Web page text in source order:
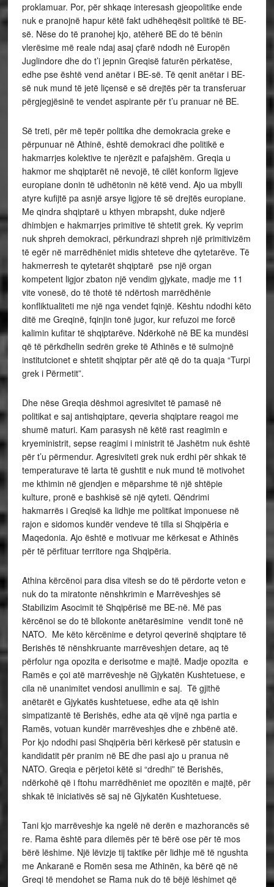
proklamuar. Por, për shkaqe interesash gjeopolitike ende
nuk e pranojnë hapur këtë fakt udhëheqësit politikë të BE-
së. Nëse do të pranohej kjo, atëherë BE do të bënin
vlerësime më reale ndaj asaj çfarë ndodh në Europën
Juglindore dhe do t’i jepnin Greqisë faturën përkatëse,
edhe pse është vend anëtar i BE-së. Të qenit anëtar i BE-
së nuk mund të jetë liçensë e së drejtës për ta transferuar
përgjegjësinë te vendet aspirante për t’u pranuar në BE.
Së treti, për më tepër politika dhe demokracia greke e
përpunuar në Athinë, është demokraci dhe politikë e
hakmarrjes kolektive te njerëzit e pafajshëm. Greqia u
hakmor me shqiptarët në nevojë, të cilët konform ligjeve
europiane donin të udhëtonin në këtë vend. Ajo ua mbylli
atyre kufijtë pa asnjë arsye ligjore të së drejtës europiane.
Me qindra shqiptarë u kthyen mbrapsht, duke ndjerë
dhimbjen e hakmarrjes primitive të shtetit grek. Ky veprim
nuk shpreh demokraci, përkundrazi shpreh një primitivizëm
të egër në marrëdhëniet midis shteteve dhe qytetarëve. Të
hakmerresh te qytetarët shqiptarë pse një organ
kompetent ligjor zbaton një vendim gjykate, madje me 11
vite vonesë, do të thotë të ndërtosh marrëdhënie
konfliktualiteti me një nga vendet fqinjë. Kështu ndodhi këto
ditë me Greqinë, fqinjin tonë jugor, kur refuzoi me forcë
kalimin kufitar të shqiptarëve. Ndërkohë në BE ka mundësi
që të përkdhelin sedrën greke të Athinës e të sulmojnë
institutcionet e shtetit shqiptar për atë që do ta quaja “Turpi
grek i Përmetit”.
Dhe nëse Greqia dëshmoi agresivitet të pamasë në
politikat e saj antishqiptare, qeveria shqiptare reagoi me
shumë maturi. Kam parasysh në këtë rast reagimin e
kryeministrit, sepse reagimi i ministrit të Jashëtm nuk është
për t’u përmendur. Agresiviteti grek nuk erdhi për shkak të
temperaturave të larta të gushtit e nuk mund të motivohet
me kthimin në gjendjen e mëparshme të një shtëpie
kulture, pronë e bashkisë së një qyteti. Qëndrimi
hakmarrës i Greqisë ka lidhje me politikat imponuese në
rajon e sidomos kundër vendeve të tilla si Shqipëria e
Maqedonia. Ajo është e motivuar me kërkesat e Athinës
për të përfituar territore nga Shqipëria.
Athina kërcënoi para disa vitesh se do të përdorte veton e
nuk do ta miratonte nënshkrimin e Marrëveshjes së
Stabilizim Asocimit të Shqipërisë me BE-në. Më pas
kërcënoi se do të bllokonte anëtarësimine vendit tonë në
NATO. Me këto kërcënime e detyroi qeverinë shqiptare të
Berishës të nënshkruante marrëveshjen detare, aq të
përfolur nga opozita e derisotme e majtë. Madje opozita e
Ramës e çoi atë marrëveshje në Gjykatën Kushtetuese, e
cila në unanimitet vendosi anullimin e saj. Të gjithë
anëtarët e Gjykatës kushtetuese, edhe ata që ishin
simpatizantë të Berishës, edhe ata që vijnë nga partia e
Ramës, votuan kundër marrëveshjes dhe e zhbënë atë.
Por kjo ndodhi pasi Shqipëria bëri kërkesë për statusin e
kandidatit për pranim në BE dhe pasi ajo u pranua në
NATO. Greqia e përjetoi këtë si “dredhi” të Berishës,
ndërkohë që i ftohu marrëdhëniet me opozitën e majtë, për
shkak të iniciativës së saj në Gjykatën Kushtetuese.
Tani kjo marrëveshje ka ngelë në derën e mazhorancës së
re. Rama është para dilemës për të bërë ose për të mos
bërë lëshime. Një lëvizje tij taktike për lidhje më të ngushta
me Ankaranë e Romën sesa me Athinën, ka bërë që në
Greqi të mendohet se Rama nuk do të bëjë lëshimet që